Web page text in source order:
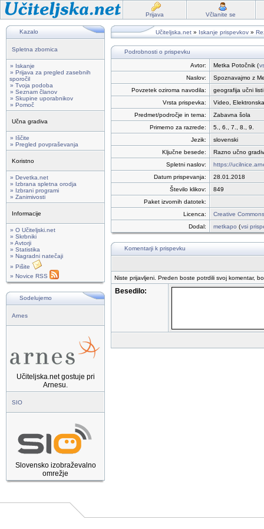
Prijava Včlanite se
Kazalo
Spletna zbornica
» Iskanje
» Prijava za pregled zasebnih
sporočil
» Tvoja podoba
» Seznam članov
» Skupine uporabnikov
» Pomoč
Učna gradiva
» Iščite
» Pregled povpraševanja
Koristno
» Devetka.net
» Izbrana spletna orodja
» Izbrani programi
» Zanimivosti
Informacije
» O Učiteljski.net
» Skrbniki
» Avtorji
» Statistika
» Nagradni natečaji
» Pišite
» Novice RSS
Sodelujemo
Arnes
Učiteljska.net gostuje pri
Arnesu.
SIO
Slovensko izobraževalno
omrežje
Učiteljska.net » Iskanje prispevkov »
Podrobnosti o prispevku
Avtor: Metka Potočnik (
Naslov:
Spoznavajmo z
Povzetek oziroma navodila:
geografija učni
Vrsta prispevka:
Video,
Predmet/področje in tema:
Zabavna šola
Primerno za razrede:
5., 6., 7., 8., 9.
Jezik:
slovenski
Ključne besede:
Razno učno
Spletni naslov:
https://
Datum prispevanja:
28.01.2018
Število klikov:
849
Paket izvornih datotek:
Licenca:
Creative
Dodal:
metkapo (vsi
Komentarji k prispevku
Niste prijavljeni. Preden boste potrdili svoj komentar,
Besedilo: